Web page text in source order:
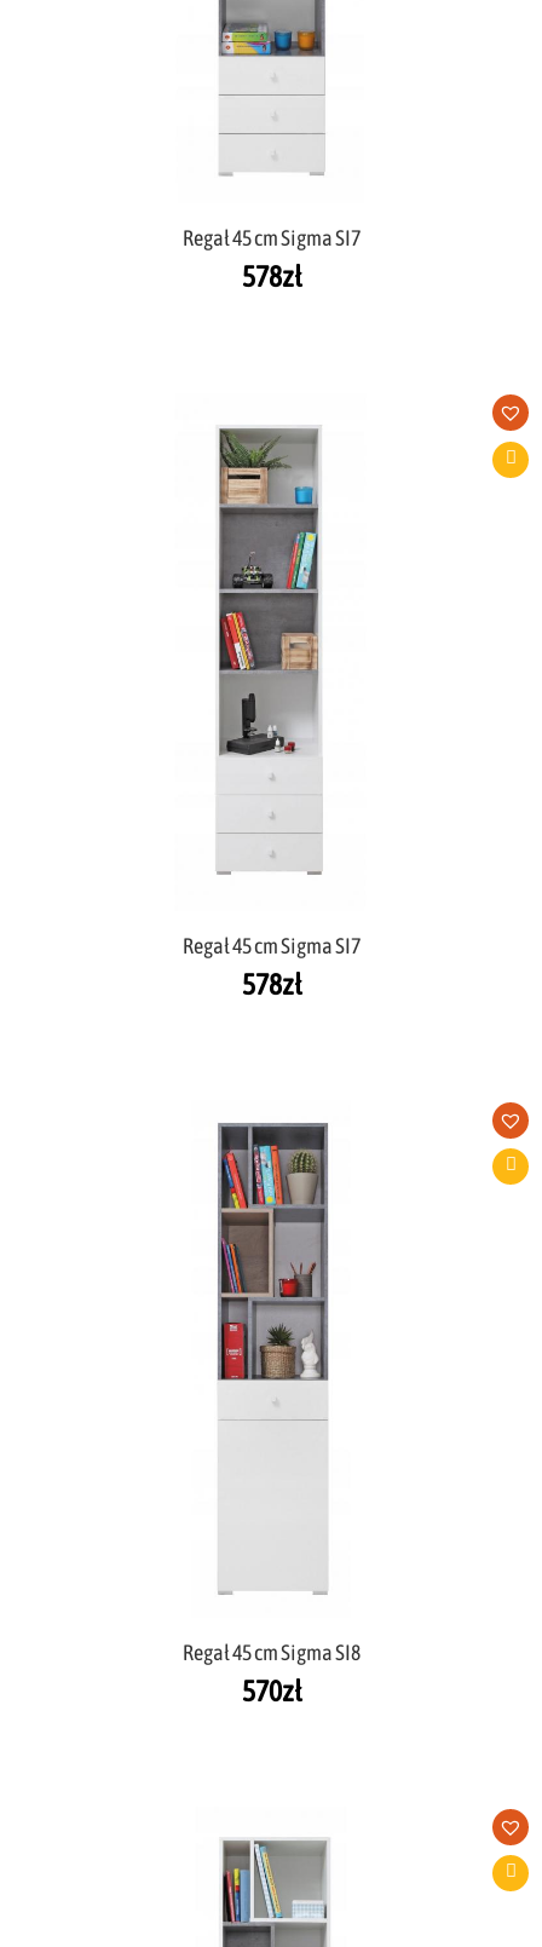
Regał 45 cm Sigma SI7
578zł
Regał 45 cm Sigma SI7
578zł
Regał 45 cm Sigma SI8
570zł